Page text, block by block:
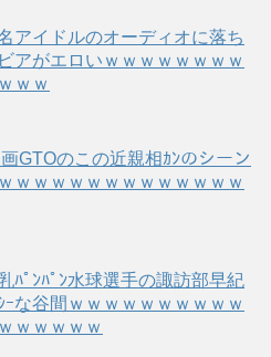
アイドルのオーディオに落ち
アがエロいｗｗｗｗｗｗｗｗ
ｗｗ
画GTOのこの近親相ｶﾝのシーン
ｗｗｗｗｗｗｗｗｗｗｗｗｗ
ﾊﾟﾝﾊﾟﾝ水球選手の諏訪部早紀
ｰな谷間ｗｗｗｗｗｗｗｗｗｗ
ｗｗｗｗｗ